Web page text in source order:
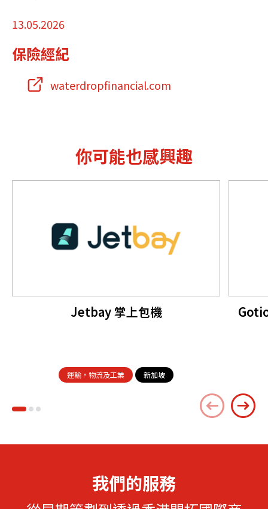
13.05.2026
保險經紀
waterdropfinancial.com
你可能也感興趣
Jetbay 掌上包機
運輸，物流及工業 新加坡
我們的服務